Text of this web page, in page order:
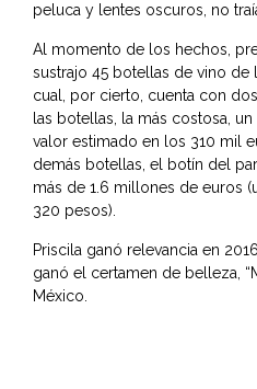
peluca y lentes oscuros, no
Al momento de los hechos,
sustrajo 45 botellas de vino de
cual, por cierto, cuenta con
las botellas, la más costosa, un
valor estimado en los 310 mil
demás botellas, el botín del
más de 1.6 millones de euros
320 pesos).
Priscila ganó relevancia en
ganó el certamen de belleza,
México.